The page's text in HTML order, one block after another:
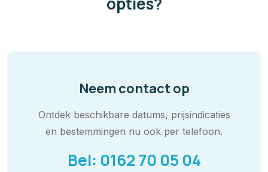
Neem contact op
Ontdek beschikbare datums, prijsindicaties
en bestemmingen nu ook per telefoon.
Bel: 0162 70 05 04